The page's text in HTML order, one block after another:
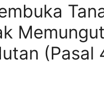
Memungut
(Pasal